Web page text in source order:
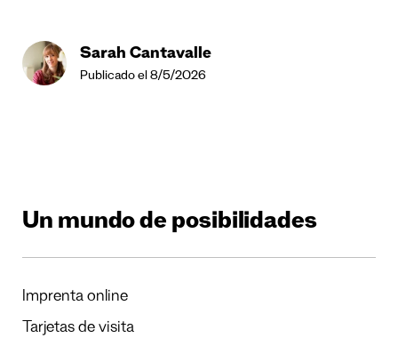
Sarah Cantavalle
Publicado el 8/5/2026
Un mundo de posibilidades
Imprenta online
Tarjetas de visita